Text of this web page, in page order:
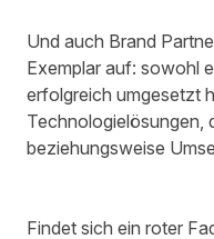
Und auch Brand
Exemplar auf: sowohl
erfolgreich umgesetzt
Technologielösungen,
beziehungsweise
Findet sich ein roter